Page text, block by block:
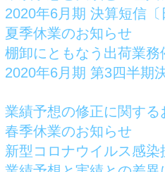
2020年6月期 決算短信
夏季休業のお知らせ
棚卸にともなう出荷業務
2020年6月期 第3四半期
業績予想の修正に関する
春季休業のお知らせ
新型コロナウイルス感染